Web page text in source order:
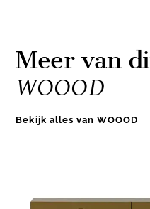
Meer van
WOOOD
Bekijk alles van WOOOD